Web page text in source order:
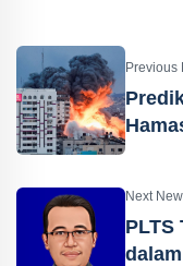
Previous
Next
PLTS